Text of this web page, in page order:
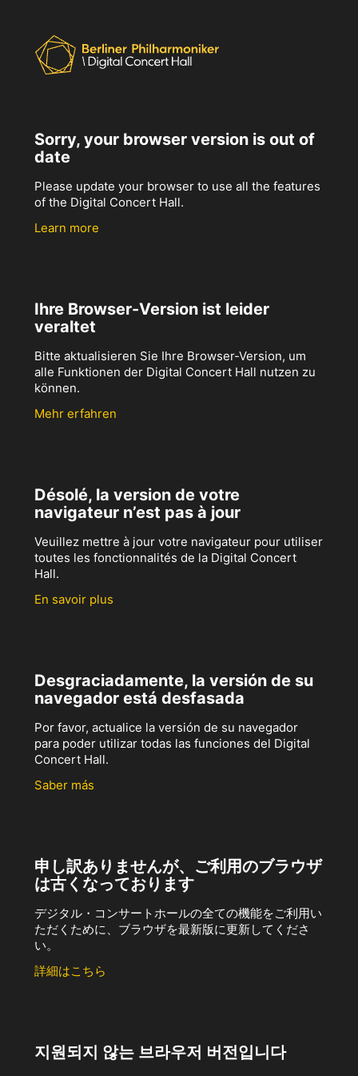
Sorry, your browser version is out of
date
Please update your browser to use all the features
of the Digital Concert Hall.
Learn more
Ihre Browser-Version ist leider
veraltet
Bitte aktualisieren Sie Ihre Browser-Version, um
alle Funktionen der Digital Concert Hall nutzen zu
können.
Mehr erfahren
Désolé, la version de votre
navigateur n’est pas à jour
Veuillez mettre à jour votre navigateur pour utiliser
toutes les fonctionnalités de la Digital Concert
Hall.
En savoir plus
Desgraciadamente, la versión de su
navegador está desfasada
Por favor, actualice la versión de su navegador
para poder utilizar todas las funciones del Digital
Concert Hall.
Saber más
申し訳ありませんが、ご利用のブラウザ
は古くなっております
デジタル・コンサートホールの全ての機能をご利用い
ただくために、ブラウザを最新版に更新してくださ
い。
詳細はこちら
지원되지 않는 브라우저 버전입니다